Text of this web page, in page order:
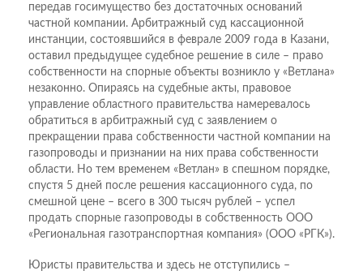
передав гос­имущество без достаточных оснований
частной компании. Арбитражный суд кассационной
инстанции, состоявшийся в феврале 2009 года в Казани,
оставил предыдущее судебное решение в силе – право
собственности на спорные объекты возникло у «Ветлана»
незаконно. Опираясь на судебные акты, правовое
управление областного правительства намеревалось
обратиться в арбитражный суд с заявлением о
прекращении права собственности частной компании на
газопроводы и признании на них права собственности
области. Но тем временем «Ветлан» в спешном порядке,
спустя 5 дней после решения кассационного суда, по
смешной цене – всего в 300 тысяч рублей – успел
продать спорные газопроводы в собственность ООО
«Региональная газотранспортная компания» (ООО «РГК»).
Юристы правительства и здесь не отступились –